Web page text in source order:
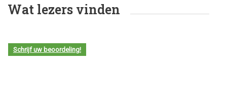
Wat lezers vinden
Schrijf uw beoordeling!